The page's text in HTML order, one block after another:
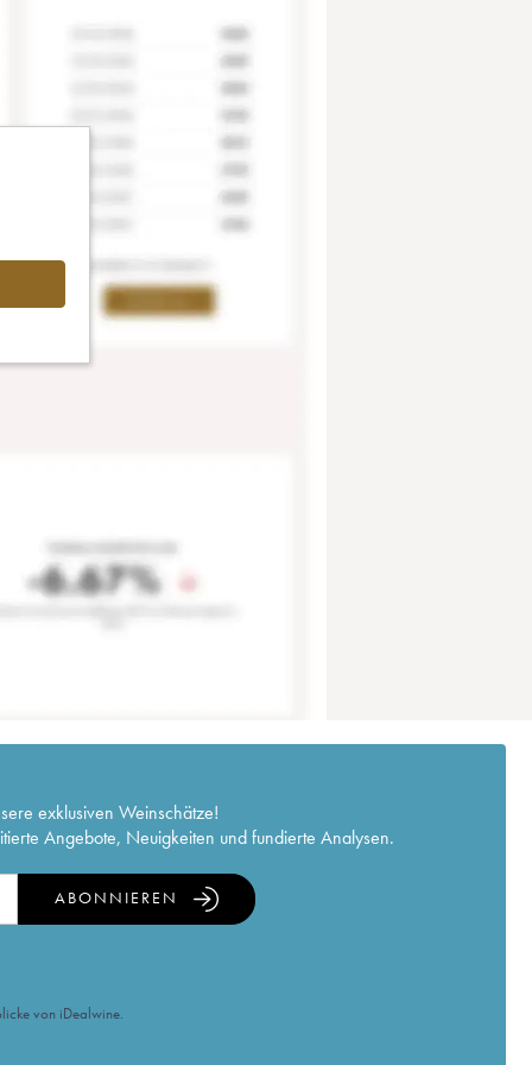
exklusiven Weinschätze!
Angebote, Neuigkeiten und fundierte Analysen.
ABONNIEREN
von iDealwine.